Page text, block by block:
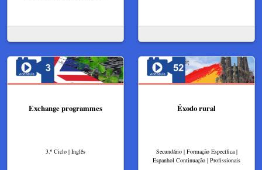
Exchange programmes
3.º Ciclo | Inglês
Éxodo rural
Secundário | Formação Específica |
Espanhol Continuação | Profissionais